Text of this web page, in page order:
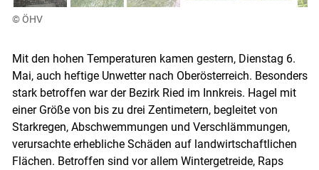
© ÖHV
Mit den hohen Temperaturen kamen gestern, Dienstag 6.
Mai, auch heftige Unwetter nach Oberösterreich. Besonders
stark betroffen war der Bezirk Ried im Innkreis. Hagel mit
einer Größe von bis zu drei Zentimetern, begleitet von
Starkregen, Abschwemmungen und Verschlämmungen,
verursachte erhebliche Schäden auf landwirtschaftlichen
Flächen. Betroffen sind vor allem Wintergetreide, Raps